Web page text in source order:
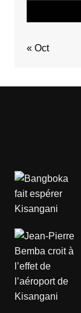
« Oct